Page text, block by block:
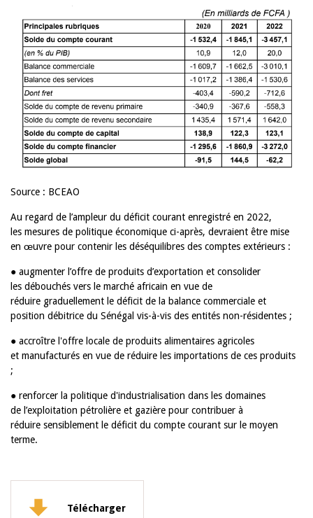
Source : BCEAO
Au regard de l’ampleur du déficit courant enregistré en 2022,
les mesures de politique économique ci-après, devraient être mise
en œuvre pour contenir les déséquilibres des comptes extérieurs :
● augmenter l’offre de produits d’exportation et consolider
les débouchés vers le marché africain en vue de
réduire graduellement le déficit de la balance commerciale et
position débitrice du Sénégal vis-à-vis des entités non-résidentes ;
● accroître l'offre locale de produits alimentaires agricoles
et manufacturés en vue de réduire les importations de ces produits
;
● renforcer la politique d'industrialisation dans les domaines
de l’exploitation pétrolière et gazière pour contribuer à
réduire sensiblement le déficit du compte courant sur le moyen
terme.
Télécharger